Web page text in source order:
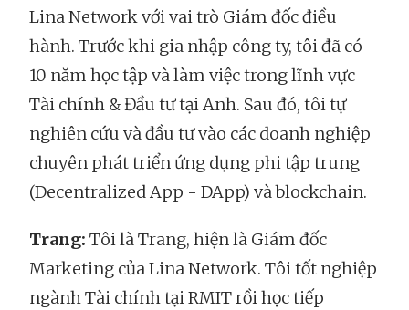
Lina Network với vai trò Giám đốc điều
hành. Trước khi gia nhập công ty, tôi đã có
10 năm học tập và làm việc trong lĩnh vực
Tài chính & Đầu tư tại Anh. Sau đó, tôi tự
nghiên cứu và đầu tư vào các doanh nghiệp
chuyên phát triển ứng dụng phi tập trung
(Decentralized App - DApp) và blockchain.
Trang: Tôi là Trang, hiện là Giám đốc
Marketing của Lina Network. Tôi tốt nghiệp
ngành Tài chính tại RMIT rồi học tiếp